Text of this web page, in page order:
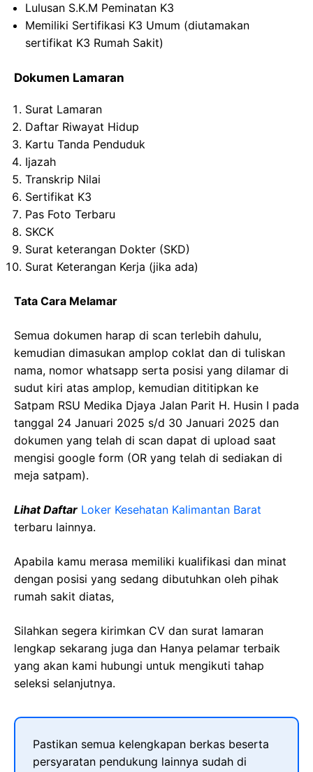
Lulusan S.K.M Peminatan K3
Memiliki Sertifikasi K3 Umum (diutamakan
sertifikat K3 Rumah Sakit)
Dokumen Lamaran
Surat Lamaran
Daftar Riwayat Hidup
Kartu Tanda Penduduk
Ijazah
Transkrip Nilai
Sertifikat K3
Pas Foto Terbaru
SKCK
Surat keterangan Dokter (SKD)
Surat Keterangan Kerja (jika ada)
Tata Cara Melamar
Semua dokumen harap di scan terlebih dahulu,
kemudian dimasukan amplop coklat dan di tuliskan
nama, nomor whatsapp serta posisi yang dilamar di
sudut kiri atas amplop, kemudian dititipkan ke
Satpam RSU Medika Djaya Jalan Parit H. Husin I pada
tanggal 24 Januari 2025 s/d 30 Januari 2025 dan
dokumen yang telah di scan dapat di upload saat
mengisi google form (OR yang telah di sediakan di
meja satpam).
Lihat Daftar Loker Kesehatan Kalimantan Barat
terbaru lainnya.
Apabila kamu merasa memiliki kualifikasi dan minat
dengan posisi yang sedang dibutuhkan oleh pihak
rumah sakit diatas,
Silahkan segera kirimkan CV dan surat lamaran
lengkap sekarang juga dan Hanya pelamar terbaik
yang akan kami hubungi untuk mengikuti tahap
seleksi selanjutnya.
Pastikan semua kelengkapan berkas beserta
persyaratan pendukung lainnya sudah di